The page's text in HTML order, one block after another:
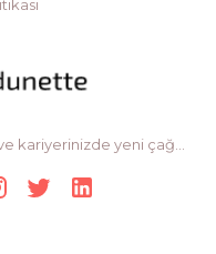
kariyerinizde yeni çağ...